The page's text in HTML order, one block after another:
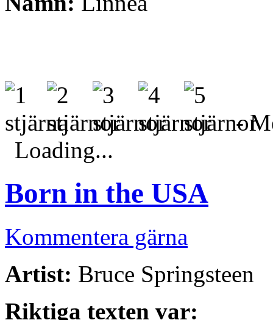
-
Loading...
Born in the USA
Kommentera gärna
Artist: Bruce Springsteen
Riktiga texten var: